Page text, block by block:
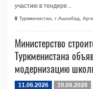
участию в тендере...
Туркменистан, г.Ашхабад,
Министерство
Туркменистана
модернизацию
11.06.2026
19.06.2026